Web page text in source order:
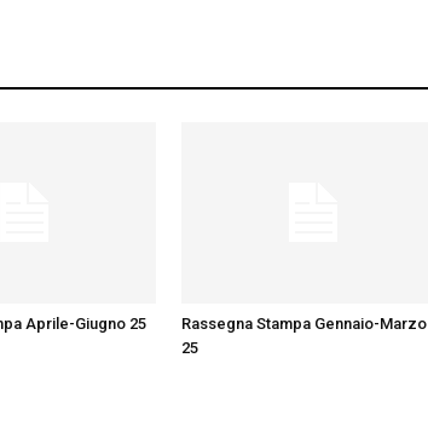
Aprile-Giugno 25
Rassegna Stampa Gennaio-Marzo
25